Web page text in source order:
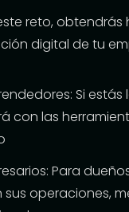
reto,
digital de tu
Si
con las
Para
sus operaciones,